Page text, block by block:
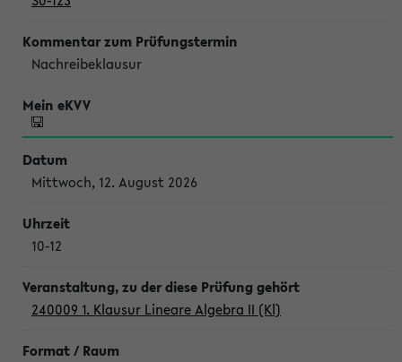
Nachreibeklausur
Mittwoch, 12. August 2026
10-12
240009 1. Klausur Lineare Algebra II (Kl)